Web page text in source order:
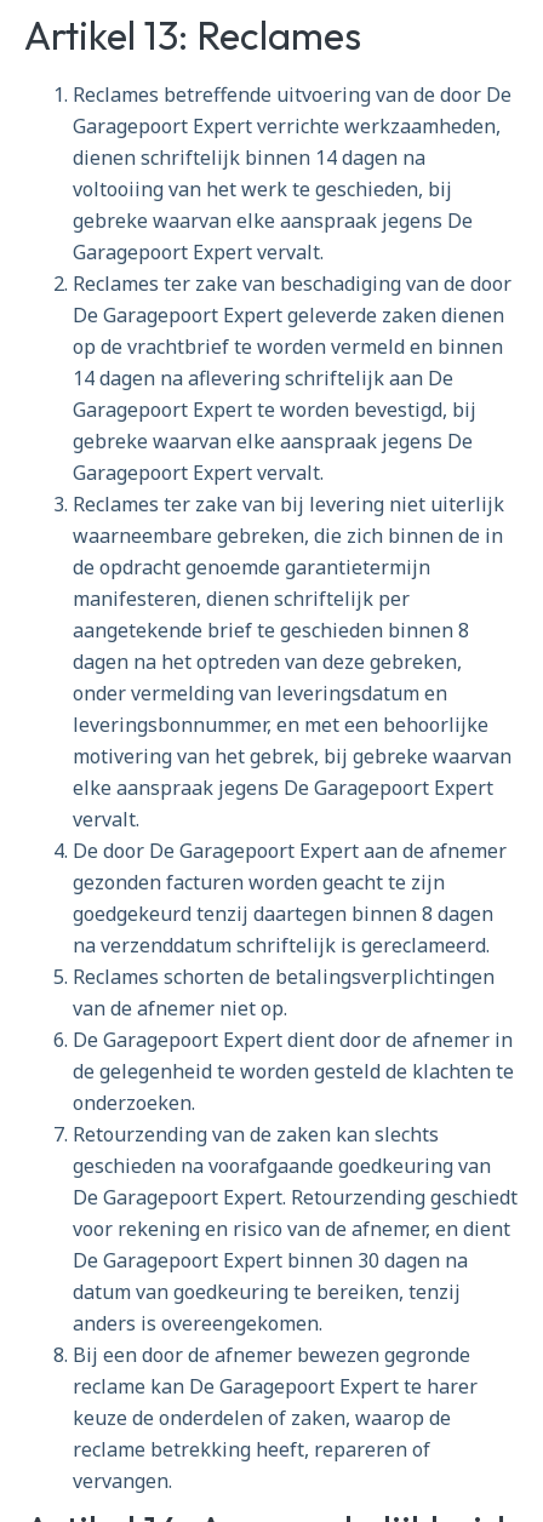
Artikel 13: Reclames
Reclames betreffende uitvoering van de door De
Garagepoort Expert verrichte werkzaamheden,
dienen schriftelijk binnen 14 dagen na
voltooiing van het werk te geschieden, bij
gebreke waarvan elke aanspraak jegens De
Garagepoort Expert vervalt.
Reclames ter zake van beschadiging van de door
De Garagepoort Expert geleverde zaken dienen
op de vrachtbrief te worden vermeld en binnen
14 dagen na aflevering schriftelijk aan De
Garagepoort Expert te worden bevestigd, bij
gebreke waarvan elke aanspraak jegens De
Garagepoort Expert vervalt.
Reclames ter zake van bij levering niet uiterlijk
waarneembare gebreken, die zich binnen de in
de opdracht genoemde garantietermijn
manifesteren, dienen schriftelijk per
aangetekende brief te geschieden binnen 8
dagen na het optreden van deze gebreken,
onder vermelding van leveringsdatum en
leveringsbonnummer, en met een behoorlijke
motivering van het gebrek, bij gebreke waarvan
elke aanspraak jegens De Garagepoort Expert
vervalt.
De door De Garagepoort Expert aan de afnemer
gezonden facturen worden geacht te zijn
goedgekeurd tenzij daartegen binnen 8 dagen
na verzenddatum schriftelijk is gereclameerd.
Reclames schorten de betalingsverplichtingen
van de afnemer niet op.
De Garagepoort Expert dient door de afnemer in
de gelegenheid te worden gesteld de klachten te
onderzoeken.
Retourzending van de zaken kan slechts
geschieden na voorafgaande goedkeuring van
De Garagepoort Expert. Retourzending geschiedt
voor rekening en risico van de afnemer, en dient
De Garagepoort Expert binnen 30 dagen na
datum van goedkeuring te bereiken, tenzij
anders is overeengekomen.
Bij een door de afnemer bewezen gegronde
reclame kan De Garagepoort Expert te harer
keuze de onderdelen of zaken, waarop de
reclame betrekking heeft, repareren of
vervangen.